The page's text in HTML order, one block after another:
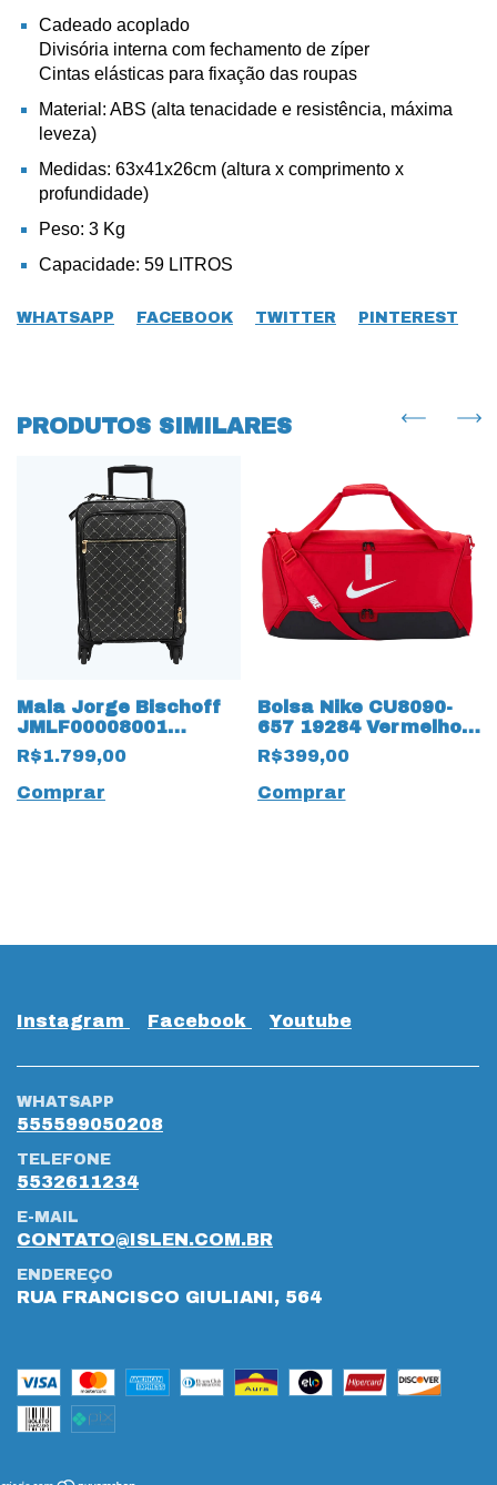
Cadeado acoplado
Divisória interna com fechamento de zíper
Cintas elásticas para fixação das roupas
Material: ABS (alta tenacidade e resistência, máxima
leveza)
Medidas: 63x41x26cm (altura x comprimento x
profundidade)
Peso: 3 Kg
Capacidade: 59 LITROS
WHATSAPP FACEBOOK TWITTER PINTEREST
PRODUTOS SIMILARES
Mala Jorge Bischoff
JMLF00008001
Monograma Preto
R$1.799,00
Comprar
Bolsa Nike CU8090-
657 19284 Vermelho
Capacidade de 60
Litros
R$399,00
Comprar
Instagram Facebook Youtube
WHATSAPP
555599050208
TELEFONE
5532611234
E-MAIL
CONTATO@ISLEN.COM.BR
ENDEREÇO
RUA FRANCISCO GIULIANI, 564